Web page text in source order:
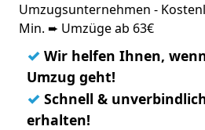
Umzugsunternehmen -
Min. ➨ Umzüge ab 63€
✓ Wir helfen Ihnen,
Umzug geht!
✓ Schnell &
erhalten!